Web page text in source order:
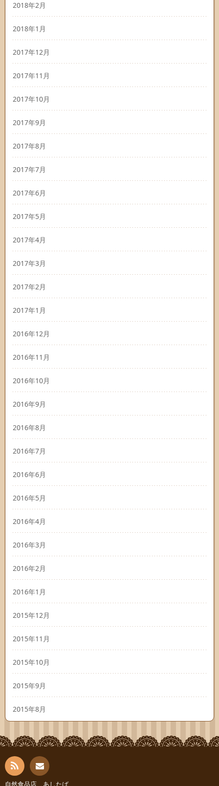
2018年2月
2018年1月
2017年12月
2017年11月
2017年10月
2017年9月
2017年8月
2017年7月
2017年6月
2017年5月
2017年4月
2017年3月
2017年2月
2017年1月
2016年12月
2016年11月
2016年10月
2016年9月
2016年8月
2016年7月
2016年6月
2016年5月
2016年4月
2016年3月
2016年2月
2016年1月
2015年12月
2015年11月
2015年10月
2015年9月
2015年8月